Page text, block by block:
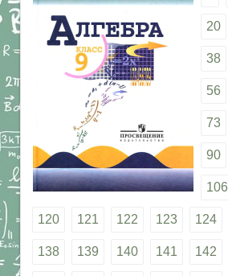
20
38
56
73
90
106
120 121 122 123 124
138 139 140 141 142